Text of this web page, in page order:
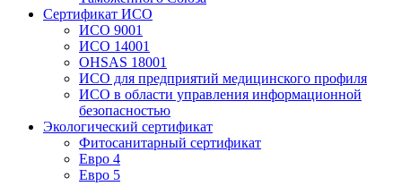
Сертификат ИСО
ИСО 9001
ИСО 14001
OHSAS 18001
ИСО для предприятий медицинского профиля
ИСО в области управления информационной
безопасностью
Экологический сертификат
Фитосанитарный сертификат
Евро 4
Евро 5